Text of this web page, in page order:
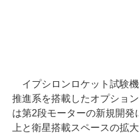
イプシロンロケット試験
推進系を搭載したオプショ
は第2段モーターの新規開発
上と衛星搭載スペースの拡大